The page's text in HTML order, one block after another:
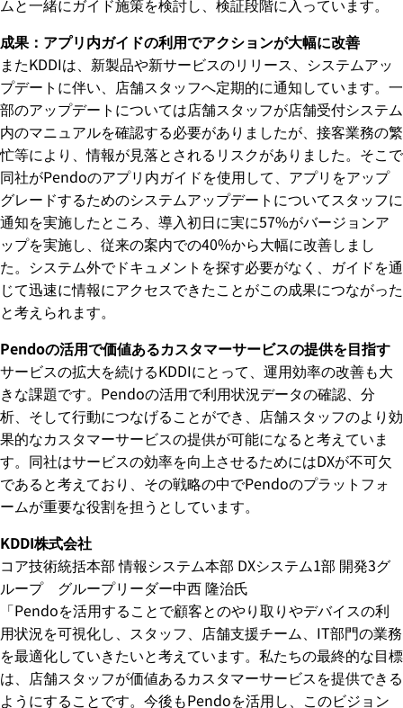
ムと一緒にガイド施策を検討し、検証段階に入っています。
成果：アプリ内ガイドの利用でアクションが大幅に改善
またKDDIは、新製品や新サービスのリリース、システムアッ
プデートに伴い、店舗スタッフへ定期的に通知しています。一
部のアップデートについては店舗スタッフが店舗受付システム
内のマニュアルを確認する必要がありましたが、接客業務の繁
忙等により、情報が見落とされるリスクがありました。そこで
同社がPendoのアプリ内ガイドを使用して、アプリをアップ
グレードするためのシステムアップデートについてスタッフに
通知を実施したところ、導入初日に実に57%がバージョンア
ップを実施し、従来の案内での40%から大幅に改善しまし
た。システム外でドキュメントを探す必要がなく、ガイドを通
じて迅速に情報にアクセスできたことがこの成果につながった
と考えられます。
Pendoの活用で価値あるカスタマーサービスの提供を目指す
サービスの拡大を続けるKDDIにとって、運用効率の改善も大
きな課題です。Pendoの活用で利用状況データの確認、分
析、そして行動につなげることができ、店舗スタッフのより効
果的なカスタマーサービスの提供が可能になると考えていま
す。同社はサービスの効率を向上させるためにはDXが不可欠
であると考えており、その戦略の中でPendoのプラットフォ
ームが重要な役割を担うとしています。
KDDI株式会社
コア技術統括本部 情報システム本部 DXシステム1部 開発3グ
ループ グループリーダー中西 隆治氏
「Pendoを活用することで顧客とのやり取りやデバイスの利
用状況を可視化し、スタッフ、店舗支援チーム、IT部門の業務
を最適化していきたいと考えています。私たちの最終的な目標
は、店舗スタッフが価値あるカスタマーサービスを提供できる
ようにすることです。今後もPendoを活用し、このビジョン